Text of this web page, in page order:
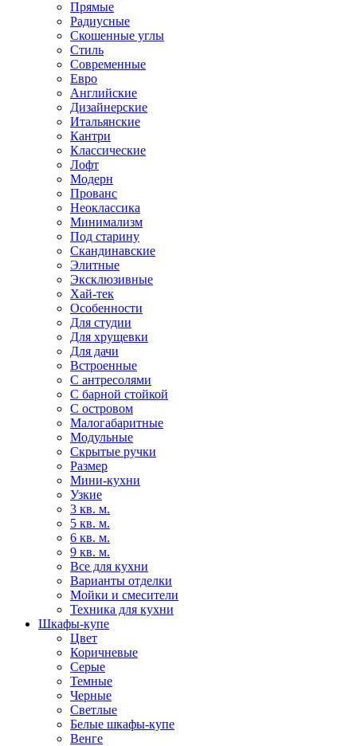
Прямые
Радиусные
Скошенные углы
Стиль
Современные
Евро
Английские
Дизайнерские
Итальянские
Кантри
Классические
Лофт
Модерн
Прованс
Неоклассика
Минимализм
Под старину
Скандинавские
Элитные
Эксклюзивные
Хай-тек
Особенности
Для студии
Для хрущевки
Для дачи
Встроенные
С антресолями
С барной стойкой
С островом
Малогабаритные
Модульные
Скрытые ручки
Размер
Мини-кухни
Узкие
3 кв. м.
5 кв. м.
6 кв. м.
9 кв. м.
Все для кухни
Варианты отделки
Мойки и смесители
Техника для кухни
Шкафы-купе
Цвет
Коричневые
Серые
Темные
Черные
Светлые
Белые шкафы-купе
Венге